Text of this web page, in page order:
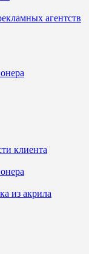
агентств
клиента
из акрила